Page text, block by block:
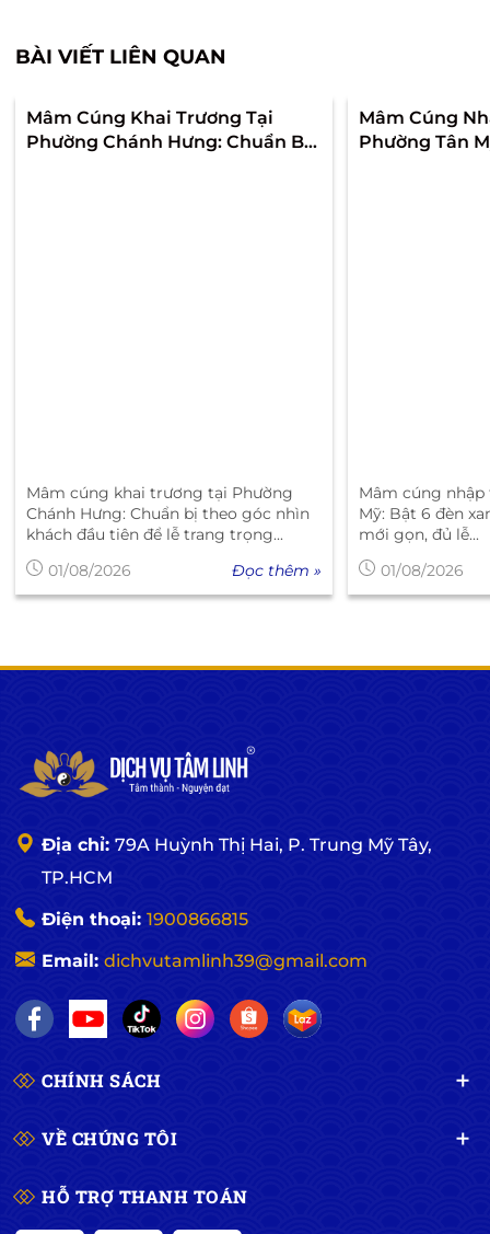
BÀI VIẾT LIÊN QUAN
Mâm Cúng Khai Trương Tại
Phường Chánh Hưng: Chuẩn Bị
Mâm cúng khai trương tại Phường
Chánh Hưng: Chuẩn bị theo góc nhìn
khách đầu tiên để lễ trang trọng...
01/08/2026
Đọc thêm »
Mâm Cúng
Phường Tân
Mâm cúng
Mỹ: Bật 6 đèn
mới gọn, đủ lễ...
01/08/2026
Địa chỉ: 79A Huỳnh Thị Hai, P. Trung Mỹ Tây,
TP.HCM
Điện thoại: 1900866815
Email: dichvutamlinh39@gmail.com
CHÍNH SÁCH
VỀ CHÚNG TÔI
HỖ TRỢ THANH TOÁN